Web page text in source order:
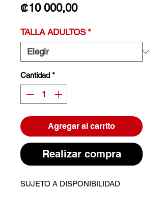
₡10 000,00Precio
TALLA ADULTOS *
Cantidad *
Agregar al carrito
Realizar compra
SUJETO A DISPONIBILIDAD